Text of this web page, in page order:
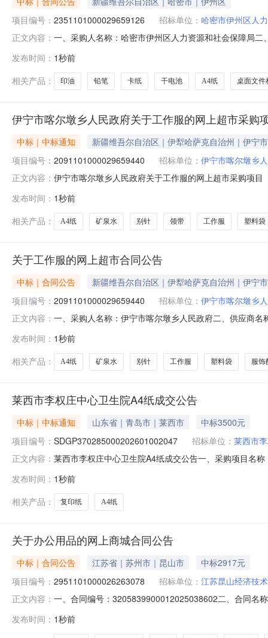
项目编号： 2351101000029659126 招标单位： 哈密市伊州区人
正文内容： 一、采购人名称：哈密市伊州区人力资源和社会保障局
印泥/印台印油得力/deli9891瓶5.007352高保M153-
发布时间： 1秒前
相关产品：
印油 铅笔 卡纸 干电池 A4纸 桌面文件
伊宁市喀尔墩乡人民政府关于工作服的网上超市采购
中标｜中标通知
新疆维吾尔自治区｜伊犁哈萨克自治州｜伊宁市
项目编号： 2091101000029659440 招标单位： 伊宁市喀尔墩乡
正文内容： 伊宁市喀尔墩乡人民政府关于工作服的网上超市采购项
行政区划编码:654002项目所在行政区划名称:新疆维吾
发布时间： 1秒前
相关产品：
A4纸 矿泉水 别针 领带 工作服 塑料袋
关于工作服的网上超市合同公告
中标｜合同公告
新疆维吾尔自治区｜伊犁哈萨克自治州｜伊宁市
项目编号： 2091101000029659440 招标单位： 伊宁市喀尔墩乡
正文内容： 一、采购人名称：伊宁市喀尔墩乡人民政府二、供应商
100.006060002海澜之家均码领带服饰配件海澜之家均
发布时间： 1秒前
相关产品：
A4纸 矿泉水 别针 工作服 塑料袋 服饰
莱西市李权庄中心卫生院A4纸成交公告
中标｜中标通知 山东省｜青岛市｜莱西市
中标3500元
项目编号： SDGP370285000202601002047 招标单位： 莱西市
正文内容： 莱西市李权庄中心卫生院A4纸成交公告一、采购项目名
20.0000003500.000000元七、采购小组成员：无八、
发布时间： 1秒前
相关产品：
复印纸 A4纸
关于办公用品的网上商城合同公告
中标｜合同公告 江苏省｜苏州市｜昆山市
中标2917元
项目编号： 2951101000026263078 招标单位： 江苏昆山经济技
正文内容： 一、合同编号：3205839900012025038602二、合同名
省苏州市姑苏区苏州市姑苏区盘胥路68号城市恬园29栋
发布时间： 1秒前